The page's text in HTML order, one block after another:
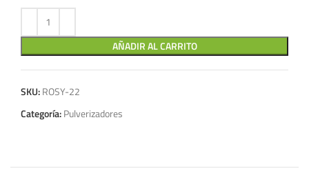
AÑADIR AL CARRITO
SKU:ROSY-22
Categoría:Pulverizadores